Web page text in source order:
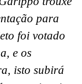
para
foi votado
e os
isto subirá